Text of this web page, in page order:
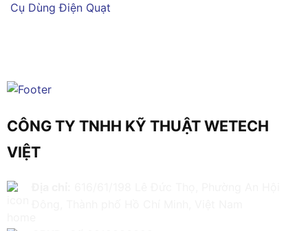
Cụ Dùng Điện Quạt
CÔNG TY TNHH KỸ THUẬT WETECH
VIỆT